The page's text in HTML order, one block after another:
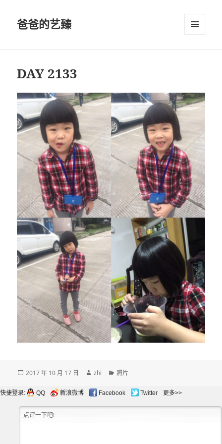
爸爸的艺臻
DAY 2133
发
于
2017 年 10 月 17 日
作
zhi
分
照片
快捷登录: QQ 新浪微博 Facebook Twitter 更多>>